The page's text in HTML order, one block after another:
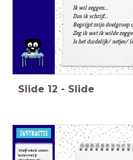
Ik wil zeggen...
Dus ik schrijf...
Begrijpt mijn doelgroep
Zeg ik wat ik wilde
Is het duidelijk/ netjes/
Slide 12 - Slide
Schrijf enkele zinnen
samen met je